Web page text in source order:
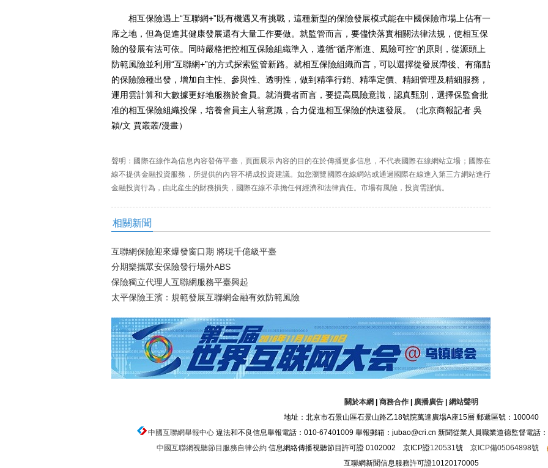
相互保險遇上“互聯網+”既有機遇又有挑戰，這種新型的保險發展模式能在中國保險市場上佔有一
席之地，但為促進其健康發展還有大量工作要做。就監管而言，要儘快落實相關法律法規，使相互保
險的發展有法可依。同時嚴格把控相互保險組織準入，遵循“循序漸進、風險可控”的原則，從源頭上
防範風險並利用“互聯網+”的方式探索監管新路。就相互保險組織而言，可以選擇從發展滯後、有痛點
的保險險種出發，增加自主性、參與性、透明性，做到精準行銷、精準定價、精細管理及精細服務，
運用雲計算和大數據更好地服務於會員。就消費者而言，要提高風險意識，認真甄別，選擇保監會批
准的相互保險組織投保，培養會員主人翁意識，合力促進相互保險的快速發展。（北京商報記者 吳
穎/文 賈叢叢/漫畫）
聲明：國際在線作為信息內容發佈平臺，頁面展示內容的目的在於傳播更多信息，不代表國際在線網站立場；國際在
線不提供金融投資服務，所提供的內容不構成投資建議。如您瀏覽國際在線網站或通過國際在線進入第三方網站進行
金融投資行為，由此産生的財務損失，國際在線不承擔任何經濟和法律責任。市場有風險，投資需謹慎。
相關新聞
互聯網保險迎來爆發窗口期 將現千億級平臺
分期樂攜眾安保險發行場外ABS
保險獨立代理人互聯網服務平臺興起
太平保險王濱：規範發展互聯網金融有效防範風險
關於本網 商務合作| 廣播廣告| 網站聲明
地址：北京市石景山區石景山路乙18號院萬達廣場A座15層 郵遞區號：100040
中國互聯網舉報中心違法和不良信息舉報電話：010-67401009 舉報郵箱：jubao@cri.cn 新聞從業人員職業道德監督電話
中國互聯網視聽節目服務自律公約信息網絡傳播視聽節目許可證 0102002 京ICP證120531號 京ICP備05064898號
互聯網新聞信息服務許可證10120170005